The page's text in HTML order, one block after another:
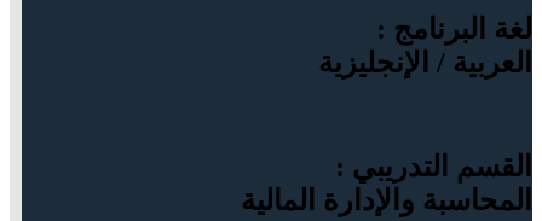
لغة البرنامج :
العربية / الإنجليزية
القسم التدريبي :
المحاسبة والإدارة المالية